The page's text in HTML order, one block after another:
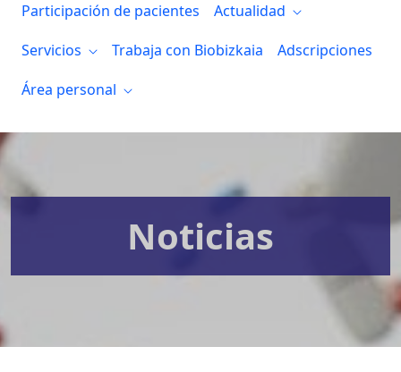
Participación de pacientes
Actualidad
Servicios
Trabaja con Biobizkaia
Adscripciones
Área personal
Noticias